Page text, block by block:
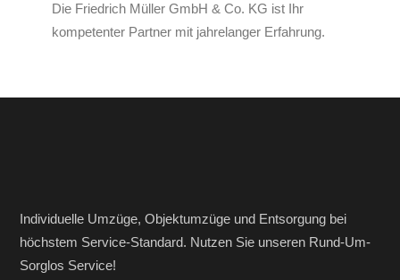
Die Friedrich Müller GmbH & Co. KG ist Ihr
kompetenter Partner mit jahrelanger Erfahrung.
Individuelle Umzüge, Objektumzüge und Entsorgung bei
höchstem Service-Standard. Nutzen Sie unseren Rund-Um-
Sorglos Service!